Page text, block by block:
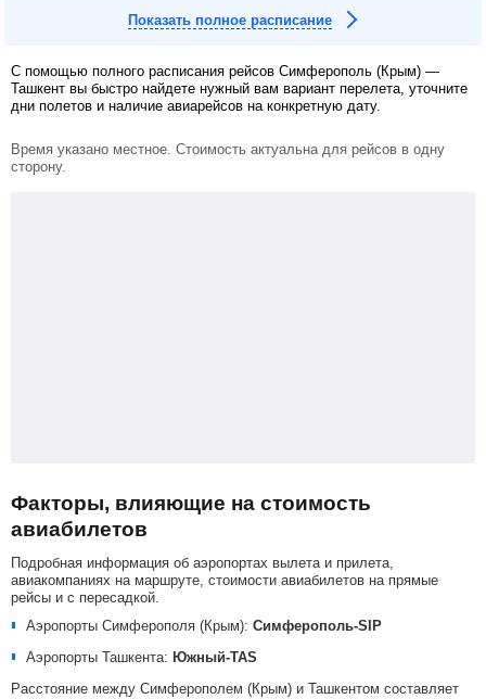
Показать полное расписание
С помощью полного расписания рейсов Симферополь (Крым) —
Ташкент вы быстро найдете нужный вам вариант перелета, уточните
дни полетов и наличие авиарейсов на конкретную дату.
Время указано местное. Стоимость актуальна для рейсов в одну
сторону.
Факторы, влияющие на стоимость
авиабилетов
Подробная информация об аэропортах вылета и прилета,
авиакомпаниях на маршруте, стоимости авиабилетов на прямые
рейсы и с пересадкой.
Аэропорты Симферополя (Крым): Симферополь-SIP
Аэропорты Ташкента: Южный-TAS
Расстояние между Симферополем (Крым) и Ташкентом составляет